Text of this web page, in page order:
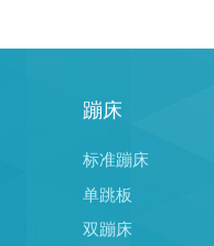
蹦床
标准蹦床
单跳板
双蹦床